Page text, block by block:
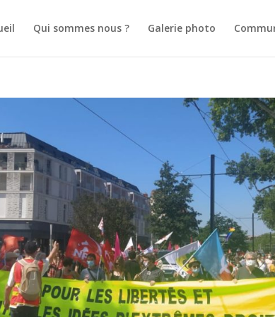
Qui sommes nous ? Galerie photo